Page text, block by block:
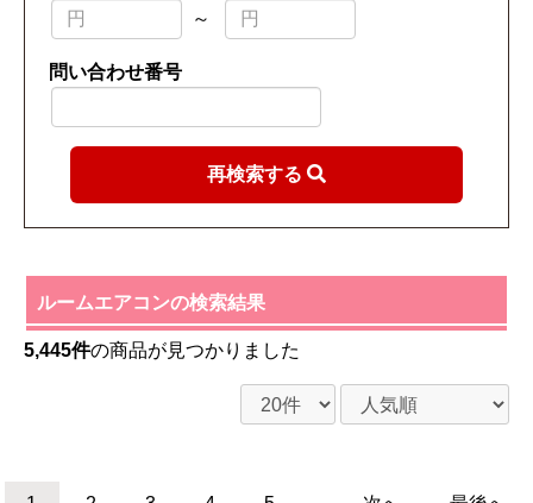
～
問い合わせ番号
再検索する
ルームエアコンの検索結果
5,445件の商品が見つかりました